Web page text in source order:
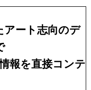
アート志向のデ
報を直接コンテ